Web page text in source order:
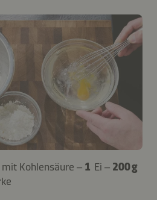
Kohlensäure – 1 Ei – 200 g